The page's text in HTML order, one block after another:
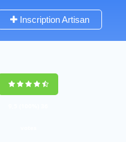
Inscription Artisan